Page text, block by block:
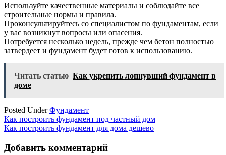
Используйте качественные материалы и соблюдайте все
строительные нормы и правила.
Проконсультируйтесь со специалистом по фундаментам, если
у вас возникнут вопросы или опасения.
Потребуется несколько недель, прежде чем бетон полностью
затвердеет и фундамент будет готов к использованию.
Читать статью Как укрепить лопнувший фундамент в
доме
Posted UnderФундамент
Навигация
по
записям
Как построить фундамент под частный дом
Как построить фундамент для дома дешево
Добавить комментарий